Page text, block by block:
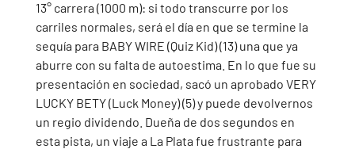
13° carrera (1000 m): si todo transcurre por los
carriles normales, será el día en que se termine la
sequía para BABY WIRE (Quiz Kid) (13) una que ya
aburre con su falta de autoestima. En lo que fue su
presentación en sociedad, sacó un aprobado VERY
LUCKY BETY (Luck Money) (5) y puede devolvernos
un regio dividendo. Dueña de dos segundos en
esta pista, un viaje a La Plata fue frustrante para